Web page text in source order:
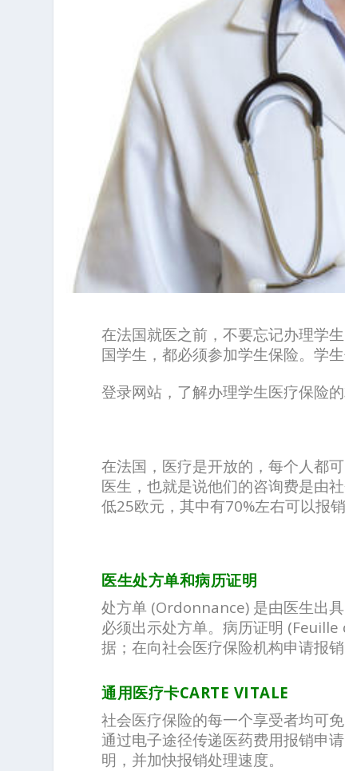
在法国就医之前，不要忘记办理学
国学生，都必须参加学生保险。学生
登录网站，了解办理学生医疗保险
在法国，医疗是开放的，每个人都
医生，也就是说他们的咨询费是由
低25欧元，其中有70%左右可以报
医生处方单和病历证明
处方单 (Ordonnance) 是由医生出
必须出示处方单。病历证明
据；在向社会医疗保险机构申请报
通用医疗卡CARTE VITALE
社会医疗保险的每一个享受者均可
通过电子途径传递医药费用报销申
明，并加快报销处理速度。